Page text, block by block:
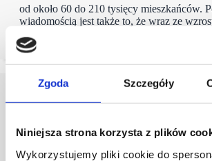
Zgoda Szczegóły
Niniejsza strona korzysta z plików
Wykorzystujemy pliki cookie do
od około 60 do 210 tysięcy mieszkańców.
wiadomością jest także to, że wraz ze